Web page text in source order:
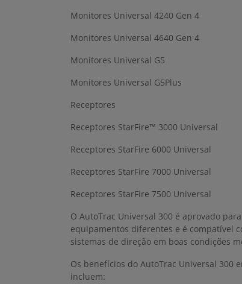
Monitores Universal 4240 Gen 4
Monitores Universal 4640 Gen 4
Monitores Universal G5
Monitores Universal G5Plus
Receptores
Receptores StarFire™ 3000 Universal
Receptores StarFire 6000 Universal
Receptores StarFire 7000 Universal
Receptores StarFire 7500 Universal
O AutoTrac Universal 300 é aprovado
equipamentos diferentes e é compatível
sistemas de direção em boas condições
Os benefícios do AutoTrac Universal 300
incluem: